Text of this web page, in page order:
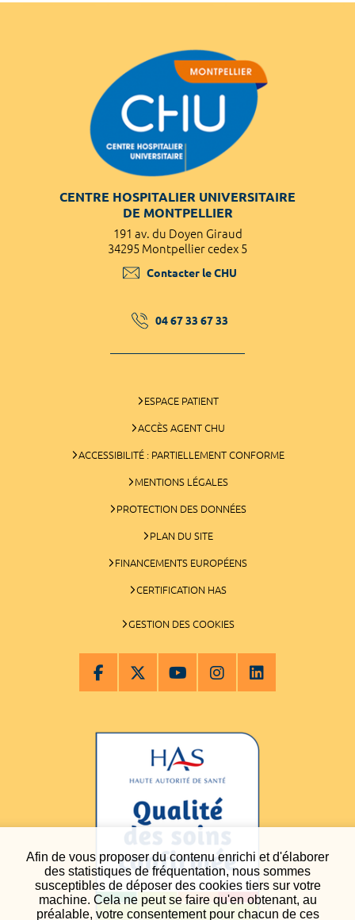
Afin de vous proposer du contenu enrichi et d'élaborer
des statistiques de fréquentation, nous sommes
susceptibles de déposer des cookies tiers sur votre
machine. Cela ne peut se faire qu'en obtenant, au
préalable, votre consentement pour chacun de ces
CENTRE HOSPITALIER UNIVERSITAIRE
DE MONTPELLIER
191 av. du Doyen Giraud
34295 Montpellier cedex 5
Contacter le CHU
04 67 33 67 33
ESPACE PATIENT
ACCÈS AGENT CHU
ACCESSIBILITÉ : PARTIELLEMENT CONFORME
MENTIONS LÉGALES
PROTECTION DES DONNÉES
PLAN DU SITE
FINANCEMENTS EUROPÉENS
CERTIFICATION HAS
GESTION DES COOKIES